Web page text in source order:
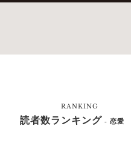
RANKING
読者数ランキング - 恋愛